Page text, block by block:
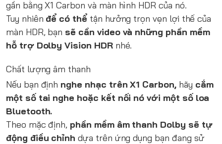
gần bằng X1 Carbon và màn hình HDR của nó.
Tuy nhiên để có thểtận hưởng trọn vẹn lợi thế của
màn HDR, bạn sẽ cần video và những phần mềm
hỗ trợ Dolby Vision HDR nhé.
Chất lượng âm thanh
Nếu bạn định nghe nhạc trên X1 Carbon,hãy cắm
một số tai nghe hoặc kết nối nó với một số loa
Bluetooth.
Theo mặc định, phần mềm âm thanh Dolby sẽ tự
động điều chỉnh dựa trên ứng dụng bạn đang sử